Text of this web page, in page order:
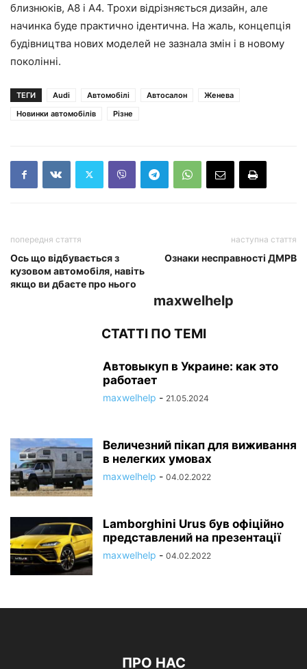
близнюків, A8 і A4. Трохи відрізняється дизайн, але
начинка буде практично ідентична. На жаль, концепція
будівництва нових моделей не зазнала змін і в новому
поколінні.
ТЕГИ Audi Автомобілі Автосалон
Женева
Новинки автомобілів
Різне
попередня стаття
Ось що відбувається з
кузовом автомобіля, навіть
якщо ви дбаєте про нього
наступна стаття
Ознаки несправності ДМРВ
maxwelhelp
СТАТТІ ПО ТЕМІ
Автовыкуп в Украине: как это
работает
maxwelhelp - 21.05.2024
Величезний пікап для виживання
в нелегких умовах
maxwelhelp - 04.02.2022
Lamborghini Urus був офіційно
представлений на презентації
maxwelhelp - 04.02.2022
ПРО НАС